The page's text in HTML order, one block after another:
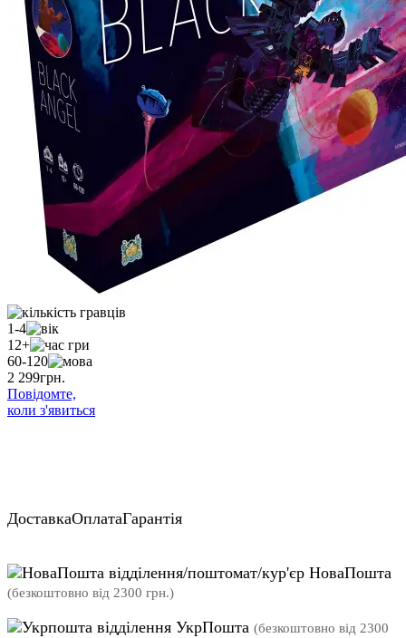
1-4
12+
60-120
2 299грн.
Повідомте,
коли з'явиться
ДоставкаОплатаГарантія
відділення/поштомат/кур'єр НоваПошта
(безкоштовно від 2300 грн.)
відділення УкрПошта (безкоштовно від 2300